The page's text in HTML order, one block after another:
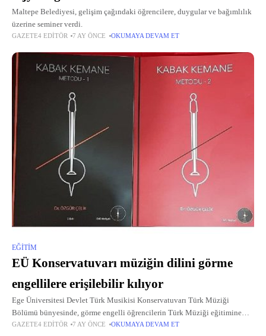
Maltepe Belediyesi, gelişim çağındaki öğrencilere, duygular ve bağımlılık
üzerine seminer verdi.
GAZETE4 EDITÖR 7 AY ÖNCE OKUMAYA DEVAM ET
EĞITIM
EÜ Konservatuvarı müziğin dilini görme
engellilere erişilebilir kılıyor
Ege Üniversitesi Devlet Türk Musikisi Konservatuvarı Türk Müziği
Bölümü bünyesinde, görme engelli öğrencilerin Türk Müziği eğitimine
erişimini artırmaya yönelik çalışmalar sürdürülüyor.
GAZETE4 EDITÖR 7 AY ÖNCE OKUMAYA DEVAM ET